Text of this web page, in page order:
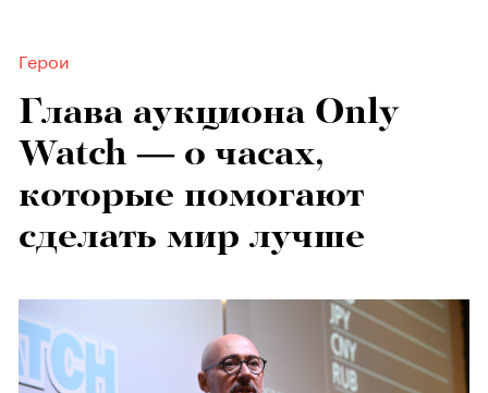
Герои
Глава аукциона Only
Watch — о часах,
которые помогают
сделать мир лучше